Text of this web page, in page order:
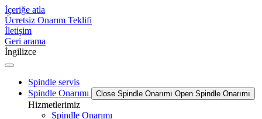
İçeriğe atla
Ücretsiz Onarım Teklifi
İletişim
Geri arama
İngilizce
Spindle servis
Spindle Onarımı
Close Spindle Onarımı Open Spindle Onarımı
Hizmetlerimiz
Spindle Onarımı